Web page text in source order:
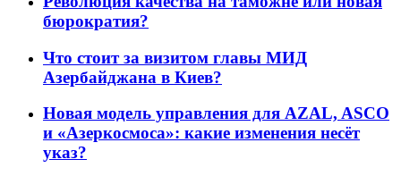
бюрократия?
Что стоит за визитом главы МИД
Азербайджана в Киев?
Новая модель управления для AZAL, ASCO
и «Азеркосмоса»: какие изменения несёт
указ?